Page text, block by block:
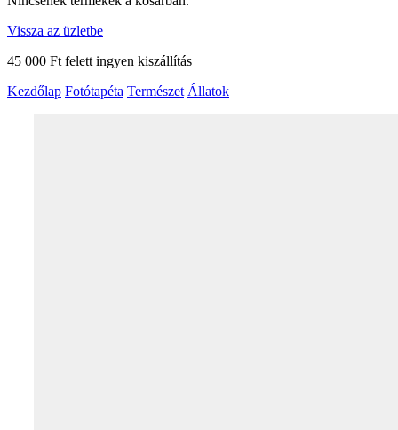
Vissza az üzletbe
45 000 Ft felett ingyen kiszállítás
Kezdőlap Fotótapéta Természet Állatok